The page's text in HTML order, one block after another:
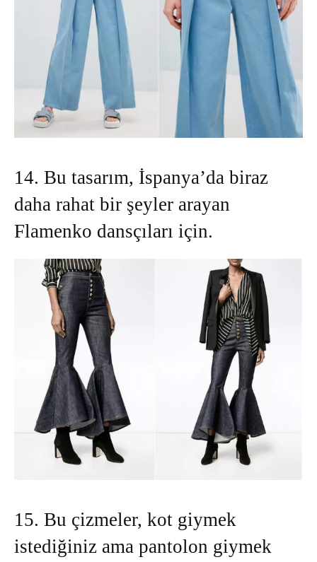
14. Bu tasarım, İspanya’da biraz
daha rahat bir şeyler arayan
Flamenko dansçıları için.
15. Bu çizmeler, kot giymek
istediğiniz ama pantolon giymek